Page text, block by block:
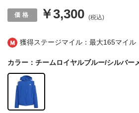
獲得ステージマイル：最大165マイル
￥3,300 (税込)
カラー：チームロイヤルブルー/シルバー